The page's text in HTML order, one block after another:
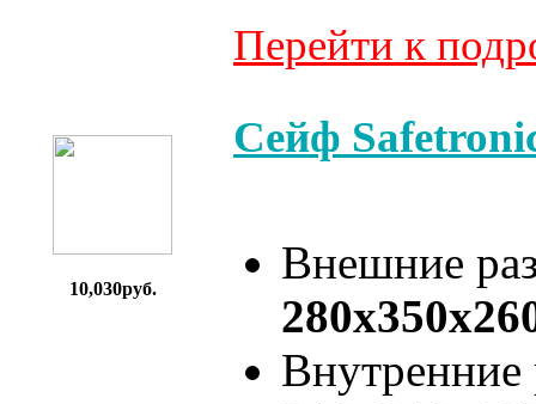
Перейти к
10,030руб.
Сейф
Внешние